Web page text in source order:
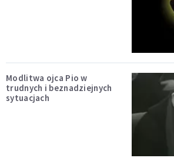
Modlitwa ojca Pio w
trudnych i beznadziejnych
sytuacjach